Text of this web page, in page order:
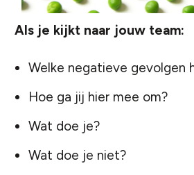
Als je kijkt naar jouw team:
Welke negatieve gevolgen
Hoe ga jij hier mee om?
Wat doe je?
Wat doe je niet?